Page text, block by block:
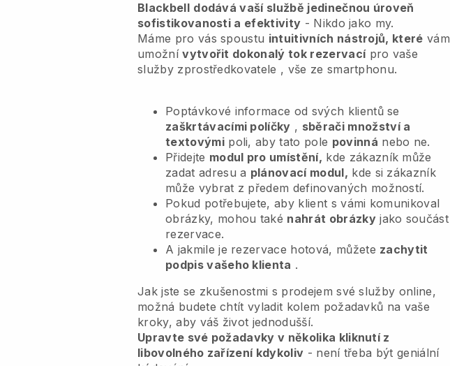
Blackbell dodává vaší službě jedinečnou úroveň
sofistikovanosti a efektivity - Nikdo jako my.
Máme pro vás spoustu intuitivních nástrojů, které vám
umožnívytvořit dokonalý tok rezervací pro vaše
služby zprostředkovatele , vše ze smartphonu.
Poptávkové informace od svých klientů se
zaškrtávacími políčky , sběrači množství a
textovýmipoli, aby tato pole povinná nebo ne.
Přidejte modul pro umístění, kde zákazník může
zadat adresu a plánovací modul, kde si zákazník
může vybrat z předem definovaných možností.
Pokud potřebujete, aby klient s vámi komunikoval
obrázky, mohou také nahrát obrázkyjako součást
rezervace.
A jakmile je rezervace hotová, můžete zachytit
podpis vašeho klienta .
Jak jste se zkušenostmi s prodejem své služby online,
možná budete chtít vyladit kolem požadavků na vaše
kroky, aby váš život jednodušší.
Upravte své požadavky v několika kliknutí z
libovolného zařízení kdykoliv - není třeba být geniální